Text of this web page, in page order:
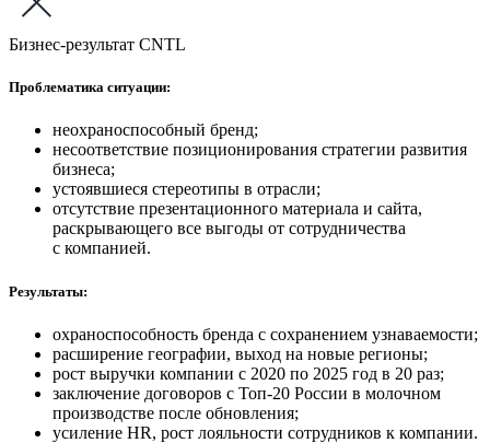
Бизнес-результат CNTL
Проблематика ситуации:
неохраноспособный бренд;
несоответствие позиционирования стратегии развития
бизнеса;
устоявшиеся стереотипы в отрасли;
отсутствие презентационного материала и сайта,
раскрывающего все выгоды от сотрудничества
с компанией.
Результаты:
охраноспособность бренда с сохранением узнаваемости;
расширение географии, выход на новые регионы;
рост выручки компании с 2020 по 2025 год в 20 раз;
заключение договоров с Топ-20 России в молочном
производстве после обновления;
усиление HR, рост лояльности сотрудников к компании.